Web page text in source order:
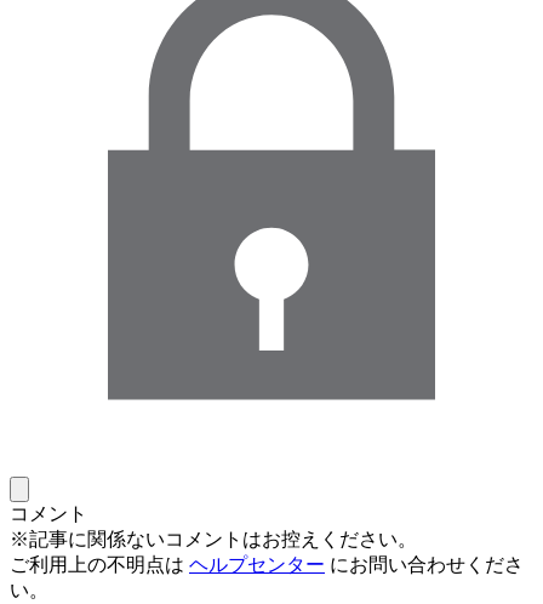
コメント
※記事に関係ないコメントはお控えください。
ご利用上の不明点は ヘルプセンター にお問い合わせくださ
い。